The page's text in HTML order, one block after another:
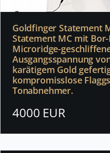
Goldfinger Statement
Statement MC mit
Microridge-
Ausgangsspannung
karätigem Gold
kompromisslose
Tonabnehmer.
4000 EUR